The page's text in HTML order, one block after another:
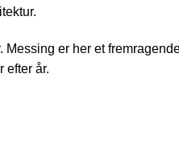
Messing er her et
efter år.